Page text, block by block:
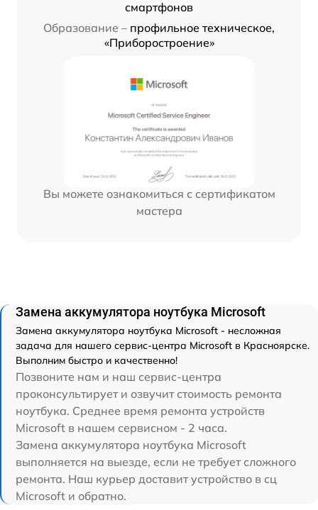
смартфонов
Образование – профильное техническое,
«Приборостроение»
Вы можете ознакомиться с сертификатом
мастера
Замена аккумулятора ноутбука Microsoft
Замена аккумулятора ноутбука Microsoft - несложная
задача для нашего сервис-центра Microsoft в Красноярске.
Выполним быстро и качественно!
Позвоните нам и наш сервис-центра
проконсультирует и озвучит стоимость ремонта
ноутбука. Среднее время ремонта устройств
Microsoft в нашем сервисном - 2 часа.
Замена аккумулятора ноутбука Microsoft
выполняется на выезде, если не требует сложного
ремонта. Наш курьер доставит устройство в сц
Microsoft и обратно.